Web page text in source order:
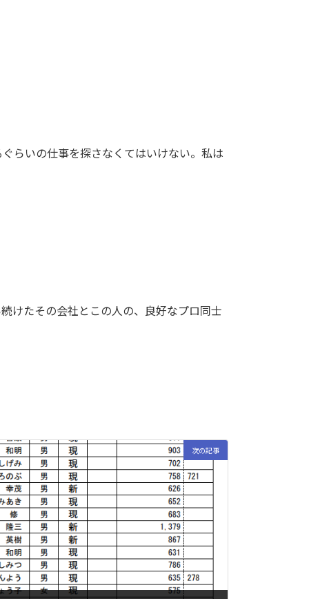
らいの仕事を探さなくてはいけない。私は
けたその会社とこの人の、良好なプロ同士
次の記事